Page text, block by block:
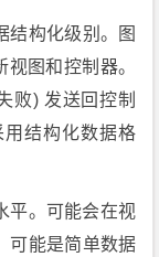
结构化级别。图
图和控制器。
败) 发送回控制
结构化数据格
平。 可能会在视
可能是简单数据